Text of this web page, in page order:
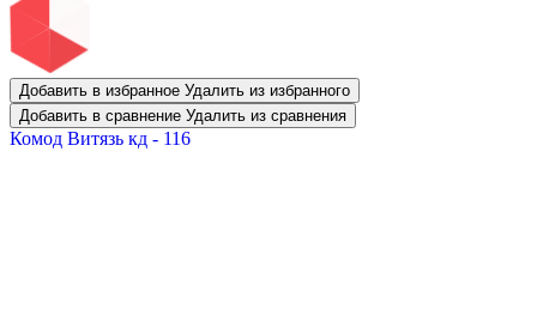
Добавить в избранное Удалить из избранного
Добавить в сравнение Удалить из сравнения
Комод Витязь кд - 116